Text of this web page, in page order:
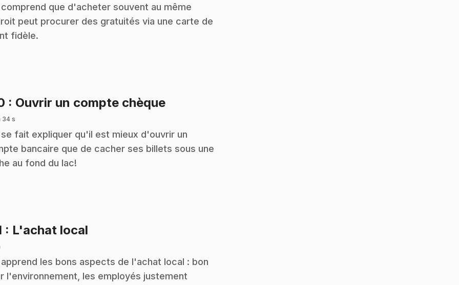
comprend que d'acheter souvent au même
peut procurer des gratuités via une carte de
fidèle.
: Ouvrir un compte chèque.
34 s
se fait expliquer qu'il est mieux d'ouvrir un
bancaire que de cacher ses billets sous une
au fond du lac!
: L'achat local
apprend les bons aspects de l'achat local : bon
l'environnement, les employés justement